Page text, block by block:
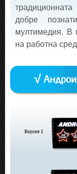
добре
мултимедия. В
на работна
√